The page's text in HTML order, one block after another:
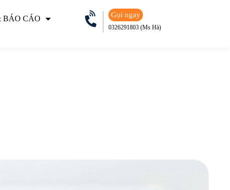
BÁO CÁO Gọi ngay
0326291803 (Ms Hà)